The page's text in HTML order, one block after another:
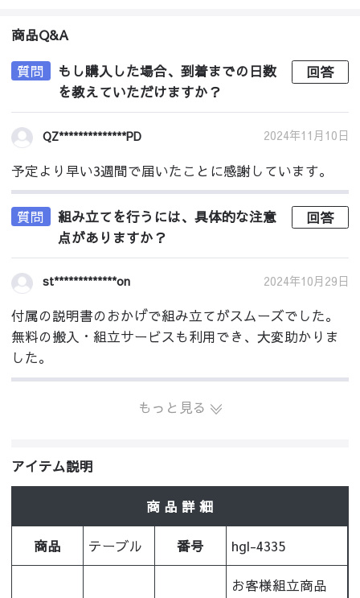
商品Q&A
質問
もし購入した場合、到着までの日数
を教えていただけますか？
回答
QZ**************PD 2024年11月10日
予定より早い3週間で届いたことに感謝しています。
質問
組み立てを行うには、具体的な注意
点がありますか？
回答
st*************on 2024年10月29日
付属の説明書のおかげで組み立てがスムーズでした。
無料の搬入・組立サービスも利用でき、大変助かりま
した。
もっと見る
アイテム説明
商 品 詳 細
商品 テーブル 番号 hgl-4335
お客様組立商品